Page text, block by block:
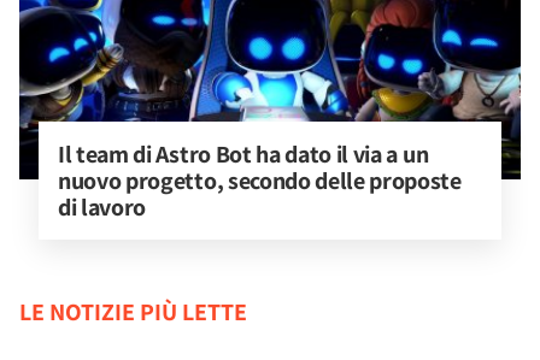
Il team di Astro Bot ha dato il via a un
nuovo progetto, secondo delle proposte
di lavoro
LE NOTIZIE PIÙ LETTE